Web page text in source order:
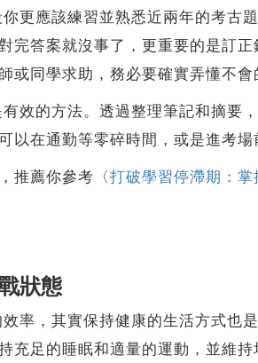
更應該練習並熟悉近兩年的考古
完答案就沒事了，更重要的是訂
或同學求助，務必要確實弄懂不會
效的方法。透過整理筆記和摘要
以在通勤等零碎時間，或是進考場
推薦你參考〈打破學習停滯期：
狀態
，其實保持健康的生活方式也
充足的睡眠和適量的運動，並維